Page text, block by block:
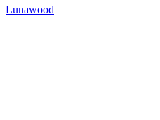
Lunawood